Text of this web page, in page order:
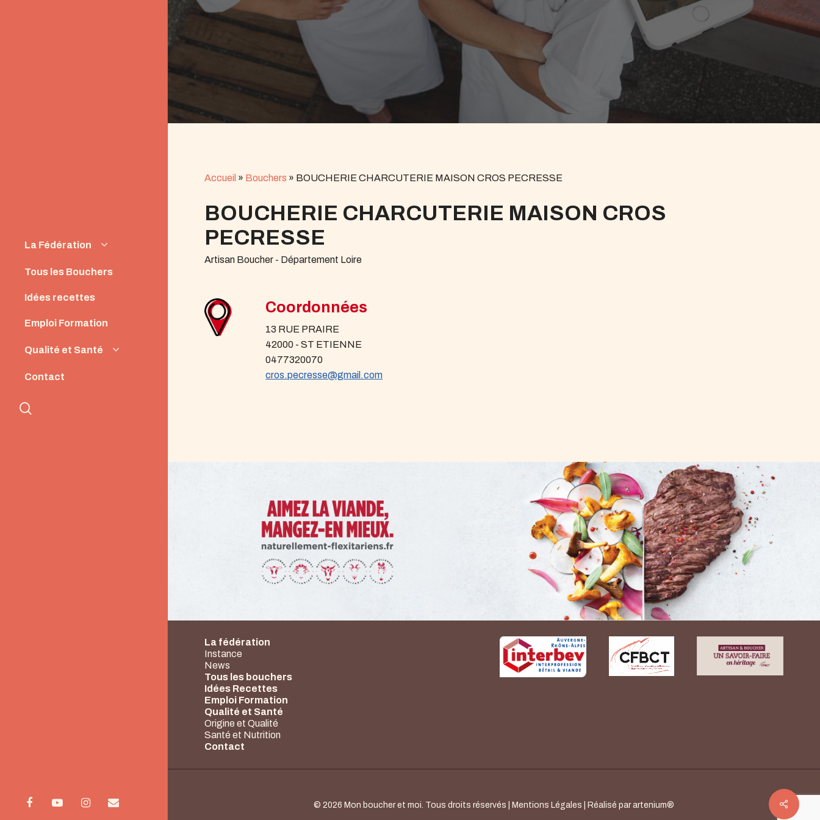
La Fédération
Instances
Tous les Bouchers
Idées recettes
Emploi Formation
Qualité et Santé
Origine et Qualité
Contact
facebookyoutube instagram
email
Accueil » Bouchers » BOUCHERIE CHARCUTERIE MAISON CROS PECRESSE
BOUCHERIE CHARCUTERIE MAISON CROS
PECRESSE
Artisan Boucher - Département Loire
Coordonnées
13 RUE PRAIRE
42000 - ST ETIENNE
0477320070
cros.pecresse@gmail.com
La fédération
Instance
News
Tous les bouchers
Idées Recettes
Emploi Formation
Qualité et Santé
Origine et Qualité
Santé et Nutrition
Contact
© 2026 Mon boucher et moi. Tous droits réservés | Mentions Légales | Réalisé parartenium®